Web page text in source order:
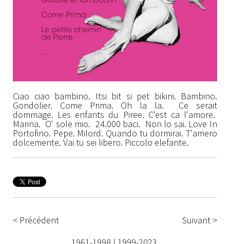
Ciao ciao bambino. Itsi bit si pet bikini. Bambino.
Gondolier. Come Prima. Oh la la. Ce serait
dommage. Les enfants du Piree. C'est ca l'amore.
Marina. O' sole mio. 24.000 baci. Non lo sai. Love In
Portofino. Pepe. Milord. Quando tu dormirai. T'amero
dolcemente. Vai tu sei libero. Piccolo elefante.
< Précédent
Suivant >